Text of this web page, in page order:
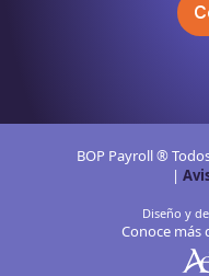
BOP Payroll ®
|
Diseño y
Conoce más